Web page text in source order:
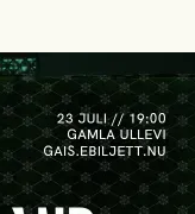
Ekström